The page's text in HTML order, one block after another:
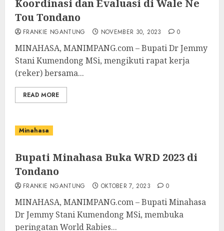
Koordinasi dan Evaluasi di Wale Ne
Tou Tondano
FRANKIE NGANTUNG NOVEMBER 30, 2023 0
MINAHASA, MANIMPANG.com – Bupati Dr Jemmy
Stani Kumendong MSi, mengikuti rapat kerja
(reker) bersama...
READ MORE
Minahasa
Bupati Minahasa Buka WRD 2023 di
Tondano
FRANKIE NGANTUNG OKTOBER 7, 2023 0
MINAHASA, MANIMPANG.com – Bupati Minahasa
Dr Jemmy Stani Kumendong MSi, membuka
peringatan World Rabies...